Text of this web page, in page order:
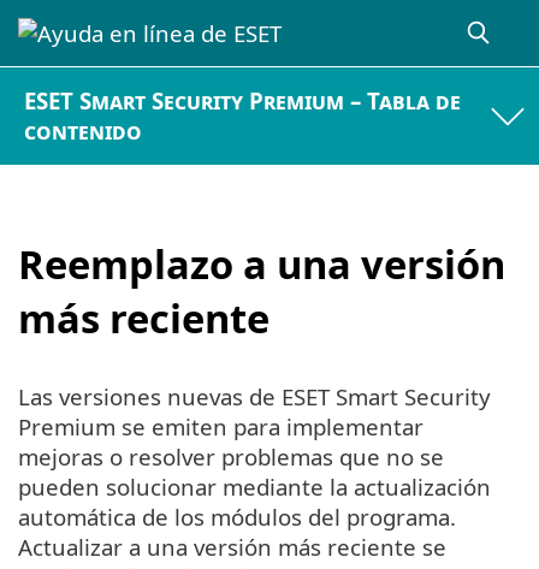
ESET Smart Security Premium – Tabla de
contenido
Reemplazo a una versión
más reciente
Las versiones nuevas de ESET Smart Security
Premium se emiten para implementar
mejoras o resolver problemas que no se
pueden solucionar mediante la actualización
automática de los módulos del programa.
Actualizar a una versión más reciente se